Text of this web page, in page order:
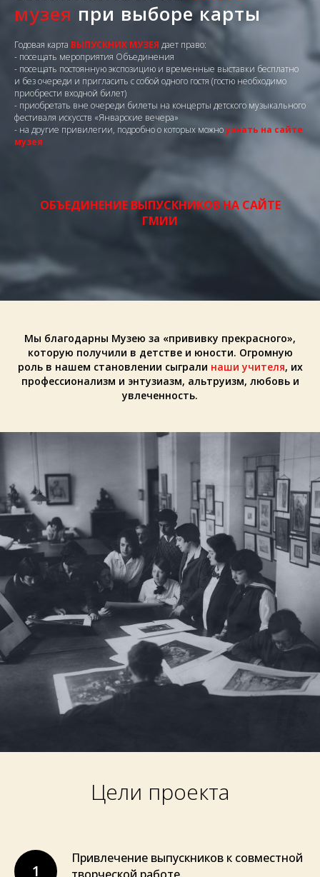
музея при выборе карты
Годовая карта ВЫПУСКНИК МУЗЕЯ дает право:
- посещать мероприятия Объединения
- посещать постоянную экспозицию и временные выставки бесплатно
и без очереди и пригласить с собой одного гостя (гостю необходимо
приобрести входной билет)
- приобретать вне очереди билеты на концерты детского музыкального
фестиваля искусств «Январские вечера»
- на другие привилегии, подробно о которых можноузнать на сайте
музея
ОБЪЕДИНЕНИЕ ВЫПУСКНИКОВ НА САЙТЕ
ГМИИ
Мы благодарны Музею за «прививку прекрасного»,
которую получили в детстве и юности. Огромную
роль в нашем становлении сыграли наши учителя, их
профессионализм и энтузиазм, альтруизм, любовь и
увлеченность.
Цели проекта
1
Привлечение выпускников к совместной